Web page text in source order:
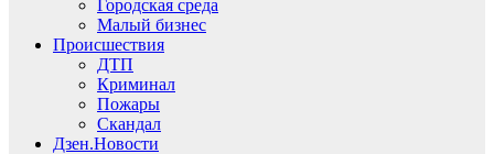
Городская среда
Малый бизнес
Происшествия
ДТП
Криминал
Пожары
Скандал
Дзен.Новости